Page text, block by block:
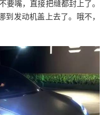
要嘴，直接把缝都封上了。
到发动机盖上去了。哦不，